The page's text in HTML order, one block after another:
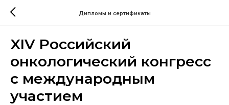
Дипломы и сертификаты
XIV Российский
онкологический конгресс
с международным
участием